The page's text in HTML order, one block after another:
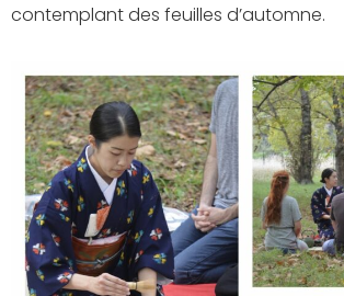
contemplant des feuilles d’automne.